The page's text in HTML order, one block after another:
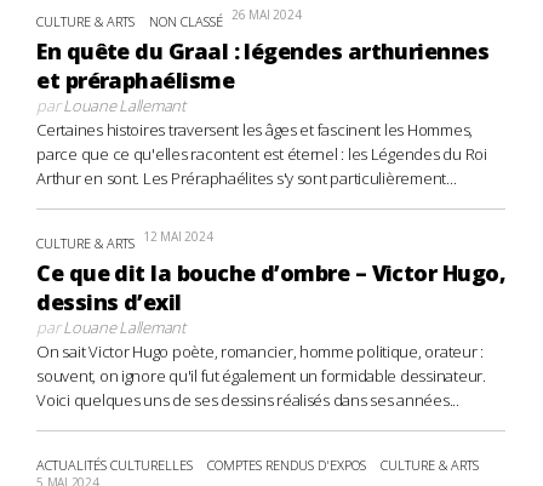
CULTURE & ARTS NON CLASSÉ 26 MAI 2024
En quête du Graal : légendes arthuriennes
et préraphaélisme
parLouane Lallemant
Certaines histoires traversent les âges et fascinent les Hommes,
parce que ce qu'elles racontent est éternel : les Légendes du Roi
Arthur en sont. Les Préraphaélites s'y sont particulièrement...
CULTURE & ARTS 12 MAI 2024
Ce que dit la bouche d’ombre – Victor Hugo,
dessins d’exil
parLouane Lallemant
On sait Victor Hugo poète, romancier, homme politique, orateur :
souvent, on ignore qu'il fut également un formidable dessinateur.
Voici quelques uns de ses dessins réalisés dans ses années...
ACTUALITÉS CULTURELLES COMPTES RENDUS D'EXPOS CULTURE & ARTS
5 MAI 2024